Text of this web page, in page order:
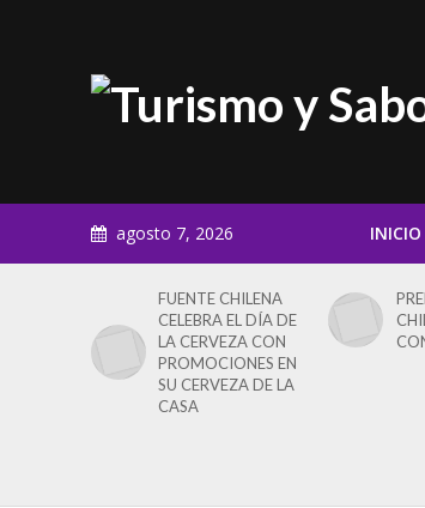
agosto 7, 2026 INICIO
FUENTE CHILENA
CELEBRA EL DÍA DE
LA CERVEZA CON
PROMOCIONES EN
SU CERVEZA DE LA
CASA